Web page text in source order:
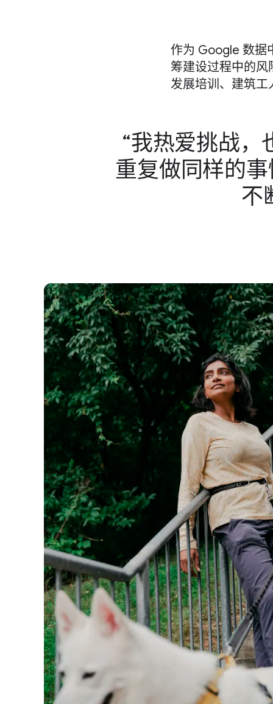
作为 Google 数据​
筹​建设​过程​中​的​
发展​培训、​建筑​工
我​热爱​挑战，​
重复​做​同样​的​
不